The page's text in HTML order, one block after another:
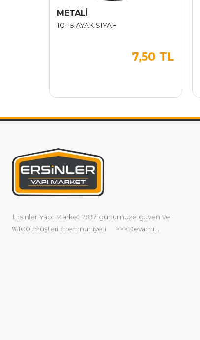
METALİ
10-15 AYAK SIYAH
7,50 TL
Ersinler Yapı Market 1987 günümüze güven ve
%100 müşteri memnuniyeti
>>>Devamı ...